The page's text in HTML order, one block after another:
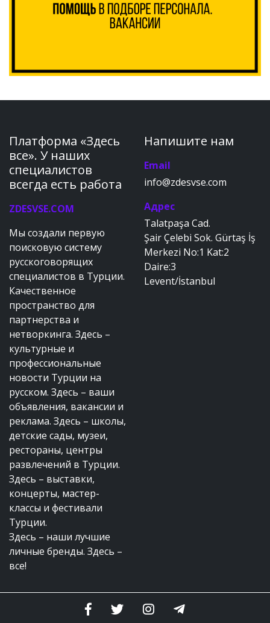
Платформа «Здесь
все». У наших
специалистов
всегда есть работа
ZDESVSE.COM
Мы создали первую
поисковую систему
русскоговорящих
специалистов в Турции.
Качественное
пространство для
партнерства и
нетворкинга. Здесь –
культурные и
профессиональные
новости Турции на
русском. Здесь – ваши
объявления, вакансии и
реклама. Здесь – школы,
детские сады, музеи,
рестораны, центры
развлечений в Турции.
Здесь – выставки,
концерты, мастер-
классы и фестивали
Турции.
Здесь – наши лучшие
личные бренды. Здесь –
все!
Напишите нам
Email
info@zdesvse.com
Адрес
Talatpaşa Cad.
Şair Çelebi Sok. Gürtaş İş
Merkezi No:1 Kat:2
Daire:3
Levent/İstanbul